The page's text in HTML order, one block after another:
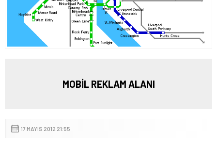
MOBİL REKLAM ALANI
17 MAYIS 2012 21:55